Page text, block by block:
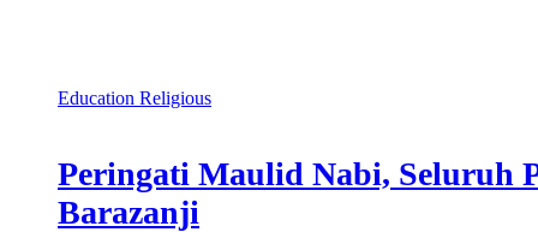
Education Religious
Peringati Maulid Nabi, Seluruh
Barazanji